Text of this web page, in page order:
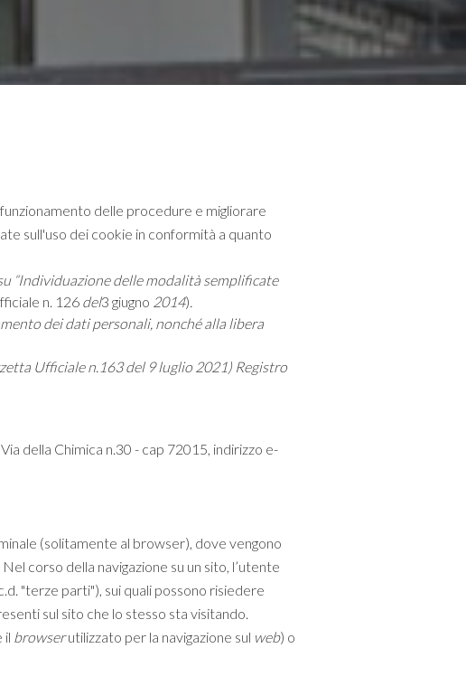
delle procedure e migliorare
sull'uso dei cookie in conformità a quanto
“Individuazione delle modalità semplificate
n. 126 del3 giugno 2014).
dei dati personali, nonché alla libera
Ufficiale n.163 del 9 luglio 2021) Registro
della Chimica n.30 - cap 72015, indirizzo e-
(solitamente al browser), dove vengono
corso della navigazione su un sito, l’utente
"terze parti"), sui quali possono risiedere
sul sito che lo stesso sta visitando.
il browserutilizzato per la navigazione sul web) o